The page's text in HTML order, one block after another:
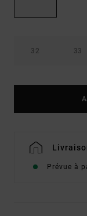
32 33
Prévue à